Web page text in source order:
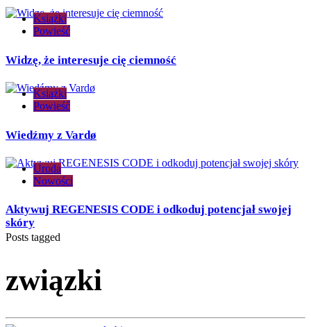
Książki
Powieść
Widzę, że interesuje cię ciemność
Książki
Powieść
Wiedźmy z Vardø
Uroda
Nowości
Aktywuj REGENESIS CODE i odkoduj potencjał swojej
skóry
Posts tagged
związki